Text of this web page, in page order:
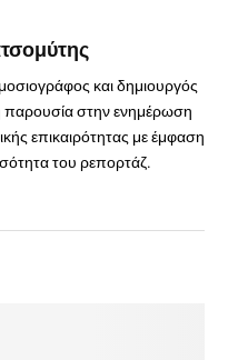
και δημιουργός
παρουσία στην ενημέρωση
επικαιρότητας με έμφαση
του ρεπορτάζ.